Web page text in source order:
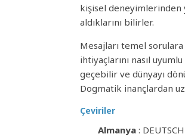
kişisel deneyimlerinden
aldıklarını bilirler.
Mesajları temel
ihtiyaçlarını nasıl
geçebilir ve dünyayı
Dogmatik inançlardan
Çeviriler
Almanya :